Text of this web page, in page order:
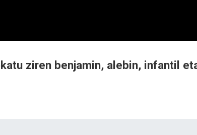
ziren benjamin, alebin, infantil